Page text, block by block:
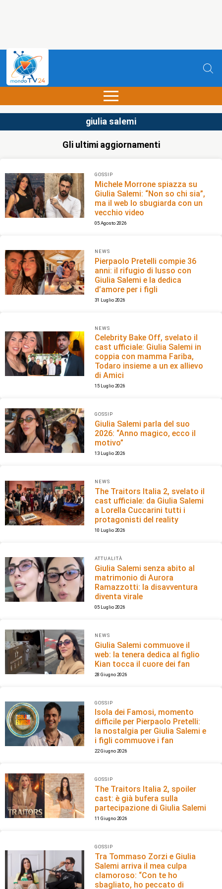
giulia salemi
Gli ultimi aggiornamenti
GOSSIP
Michele Morrone spiazza su
Giulia Salemi: “Non so chi sia”,
ma il web lo sbugiarda con un
vecchio video
05 Agosto 2026
NEWS
Pierpaolo Pretelli compie 36
anni: il rifugio di lusso con
Giulia Salemi e la dedica
d’amore per i figli
31 Luglio 2026
NEWS
Celebrity Bake Off, svelato il
cast ufficiale: Giulia Salemi in
coppia con mamma Fariba,
Todaro insieme a un ex allievo
di Amici
15 Luglio 2026
GOSSIP
Giulia Salemi parla del suo
2026: “Anno magico, ecco il
motivo”
13 Luglio 2026
NEWS
The Traitors Italia 2, svelato il
cast ufficiale: da Giulia Salemi
a Lorella Cuccarini tutti i
protagonisti del reality
10 Luglio 2026
ATTUALITÀ
Giulia Salemi senza abito al
matrimonio di Aurora
Ramazzotti: la disavventura
diventa virale
05 Luglio 2026
NEWS
Giulia Salemi commuove il
web: la tenera dedica al figlio
Kian tocca il cuore dei fan
28 Giugno 2026
GOSSIP
Isola dei Famosi, momento
difficile per Pierpaolo Pretelli:
la nostalgia per Giulia Salemi e
i figli commuove i fan
22 Giugno 2026
GOSSIP
The Traitors Italia 2, spoiler
cast: è già bufera sulla
partecipazione di Giulia Salemi
11 Giugno 2026
GOSSIP
Tra Tommaso Zorzi e Giulia
Salemi arriva il mea culpa
clamoroso: “Con te ho
sbagliato, ho peccato di